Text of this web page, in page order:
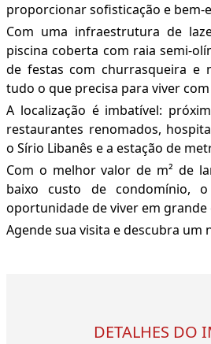
proporcionar sofisticação e bem-
Com uma infraestrutura de
piscina coberta com raia semi-
de festas com churrasqueira e
tudo o que precisa para viver
A localização é imbatível:
restaurantes renomados,
o Sírio Libanês e a estação de
Com o melhor valor de m² de
baixo custo de condomínio,
oportunidade de viver em grande
Agende sua visita e descubra um
DETALHES DO